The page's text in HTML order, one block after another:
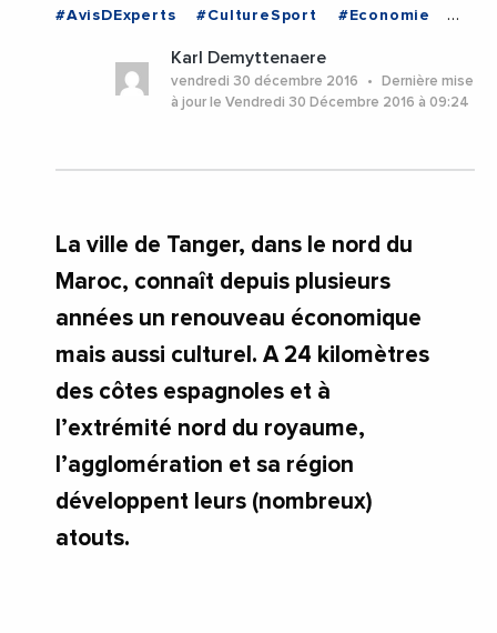
#AvisDExperts
#CultureSport
#Economie
Karl Demyttenaere
vendredi 30 décembre 2016
Dernière mise
à jour le Vendredi 30 Décembre 2016 à 09:24
La ville de Tanger, dans le nord du
Maroc, connaît depuis plusieurs
années un renouveau économique
mais aussi culturel. A 24 kilomètres
des côtes espagnoles et à
l’extrémité nord du royaume,
l’agglomération et sa région
développent leurs (nombreux)
atouts.